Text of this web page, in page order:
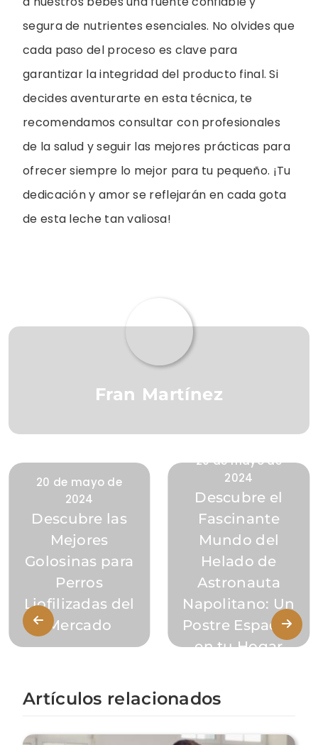
segura de nutrientes esenciales. No olvides que
cada paso del proceso es clave para
garantizar la integridad del producto final. Si
decides aventurarte en esta técnica, te
recomendamos consultar con profesionales
de la salud y seguir las mejores prácticas para
ofrecer siempre lo mejor para tu pequeño. ¡Tu
dedicación y amor se reflejarán en cada gota
de esta leche tan valiosa!
Fran Martínez
20 de mayo de
2024
Descubre las
Mejores
Golosinas para
Perros
Liofilizadas del
Mercado
20 de mayo de
2024
Descubre el
Fascinante
Mundo del
Helado de
Astronauta
Napolitano: Un
Postre Espacial
en tu Hogar
Artículos relacionados